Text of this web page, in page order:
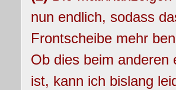
nun endlich, sodass
Frontscheibe mehr
Ob dies beim anderen
ist, kann ich bislang